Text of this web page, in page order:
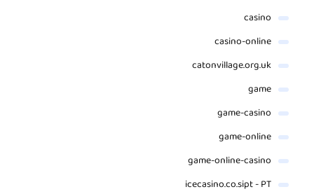
casino
casino-online
catonvillage.org.uk
game
game-casino
game-online
game-online-casino
icecasino.co.sipt - PT